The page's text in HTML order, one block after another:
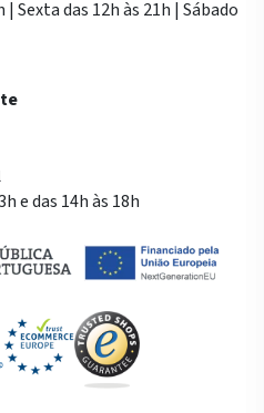
Sexta das 12h às 21h | Sábado
e das 14h às 18h